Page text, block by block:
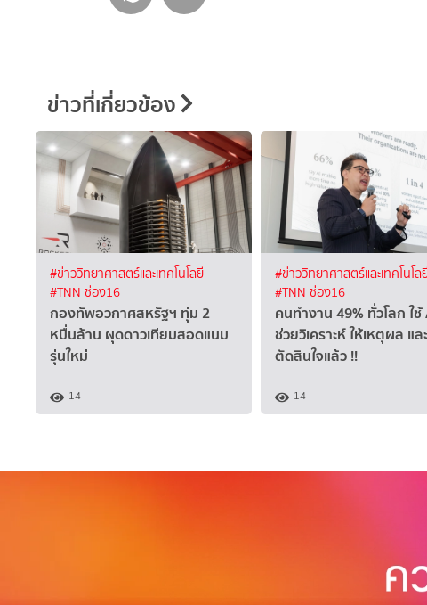
ข่าวที่เกี่ยวข้อง
#ข่าววิทยาศาสตร์และเทคโนโลยี
#TNN ช่อง16
กองทัพอวกาศสหรัฐฯ ทุ่ม 2
หมื่นล้าน ผุดดาวเทียมสอดแนม
รุ่นใหม่
14
#ข่าววิทยาศาสตร์และเทคโนโล
#TNN ช่อง16
คนทำงาน 49% ทั่วโลก ใช้
ช่วยวิเคราะห์ ให้เหตุผล แล
ตัดสินใจแล้ว !!
14